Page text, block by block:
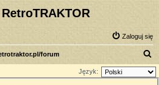
Zaloguj się
forum
z
Język: